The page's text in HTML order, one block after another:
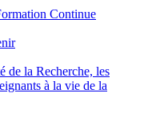
Continue
de la Recherche, les
à la vie de la